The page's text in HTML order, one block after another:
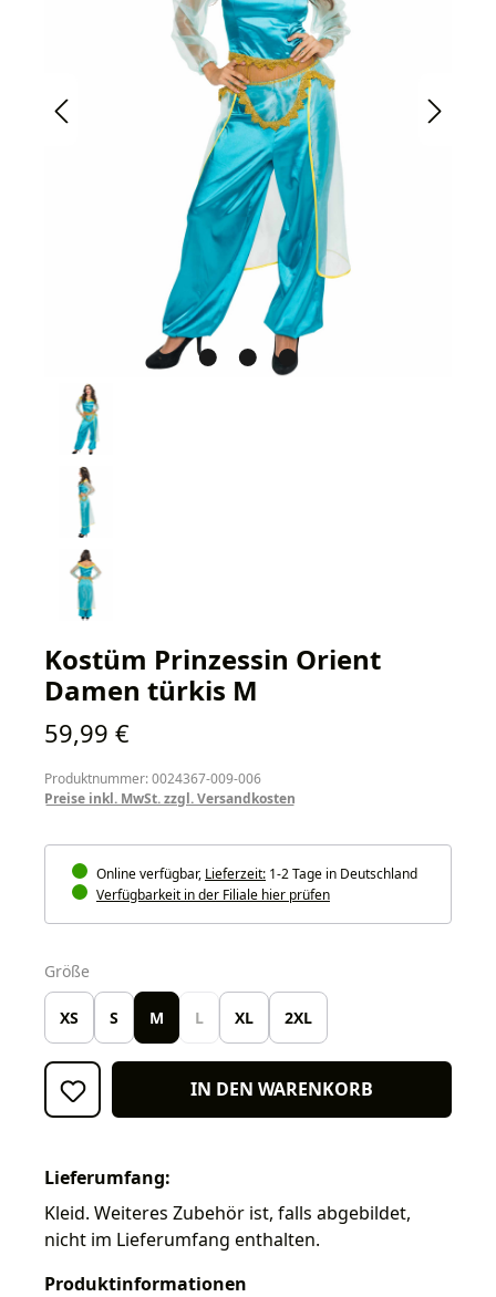
Kostüm Prinzessin Orient
Damen türkis M
Regulärer Preis:
59,99 €
Produktnummer: 0024367-009-006
Preise inkl. MwSt. zzgl. Versandkosten
Online verfügbar, Lieferzeit: 1-2 Tage in Deutschland
Verfügbarkeit in der Filiale hier prüfen
Größe
XS S M L XL 2XL
IN DEN WARENKORB
Lieferumfang:
Kleid. Weiteres Zubehör ist, falls abgebildet,
nicht im Lieferumfang enthalten.
Produktinformationen